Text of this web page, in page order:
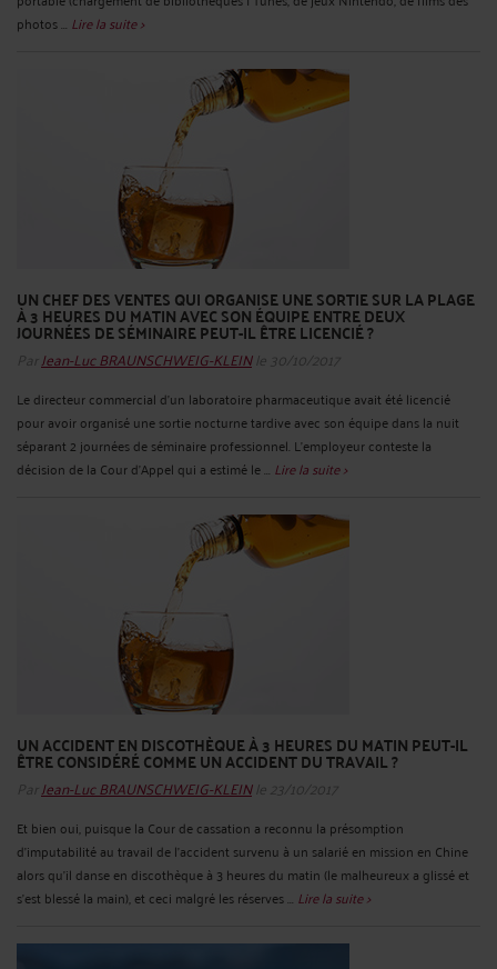
photos ... Lire la suite >
UN CHEF DES VENTES QUI ORGANISE UNE SORTIE SUR LA PLAGE
À 3 HEURES DU MATIN AVEC SON ÉQUIPE ENTRE DEUX
JOURNÉES DE SÉMINAIRE PEUT-IL ÊTRE LICENCIÉ ?
Par Jean-Luc BRAUNSCHWEIG-KLEINle 30/10/2017
Le directeur commercial d’un laboratoire pharmaceutique avait été licencié
pour avoir organisé une sortie nocturne tardive avec son équipe dans la nuit
séparant 2 journées de séminaire professionnel. L’employeur conteste la
décision de la Cour d’Appel qui a estimé le ... Lire la suite >
UN ACCIDENT EN DISCOTHÈQUE À 3 HEURES DU MATIN PEUT-IL
ÊTRE CONSIDÉRÉ COMME UN ACCIDENT DU TRAVAIL ?
Par Jean-Luc BRAUNSCHWEIG-KLEINle 23/10/2017
Et bien oui, puisque la Cour de cassation a reconnu la présomption
d'imputabilité au travail de l'accident survenu à un salarié en mission en Chine
alors qu'il danse en discothèque à 3 heures du matin (le malheureux a glissé et
s’est blessé la main), et ceci malgré les réserves ... Lire la suite >